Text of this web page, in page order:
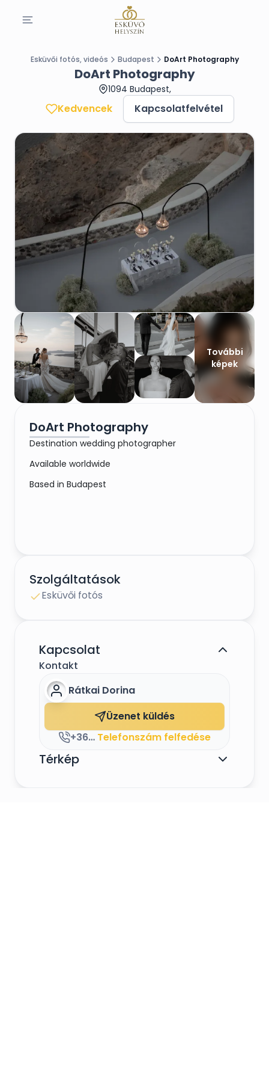
Esküvői fotós, videós Budapest DoArt Photography
DoArt Photography
1094 Budapest,
Kedvencek Kapcsolatfelvétel
További
képek
DoArt Photography
Destination wedding photographer
Available worldwide
Based in Budapest
Szolgáltatások
Esküvői fotós
Kapcsolat
Kontakt
Rátkai Dorina
Üzenet küldés
+36-30-982-6868 Telefonszám felfedése
Térkép